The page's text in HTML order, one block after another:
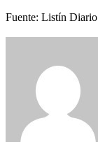
Fuente: Listín Diario